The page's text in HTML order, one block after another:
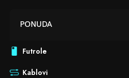
PONUDA
Futrole
Kablovi